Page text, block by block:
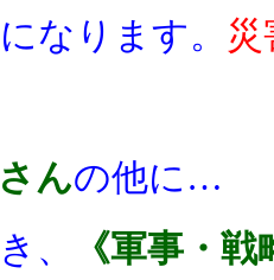
なります。 災
んの他に…
、
《軍事・